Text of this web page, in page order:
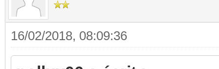
16/02/2018, 08:09:36